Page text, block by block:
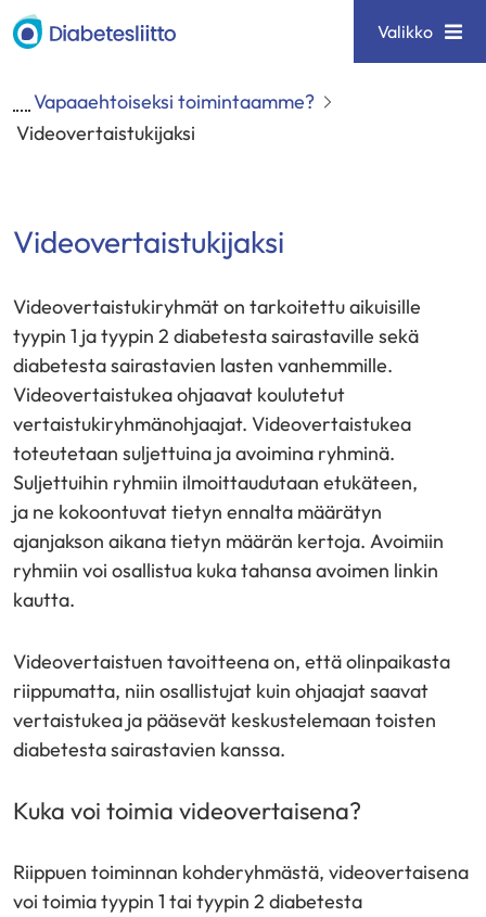
Siirry
sisältöön
Diabetesliitto Valikko
Vapaaehtoiseksi toimintaamme?
Videovertaistukijaksi
Videovertaistukijaksi
Videovertaistukiryhmät on tarkoitettu aikuisille
tyypin 1 ja tyypin 2 diabetesta sairastaville sekä
diabetesta sairastavien lasten vanhemmille.
Videovertaistukea ohjaavat koulutetut
vertaistukiryhmänohjaajat. Videovertaistukea
toteutetaan suljettuina ja avoimina ryhminä.
Suljettuihin ryhmiin ilmoittaudutaan etukäteen,
ja ne kokoontuvat tietyn ennalta määrätyn
ajanjakson aikana tietyn määrän kertoja. Avoimiin
ryhmiin voi osallistua kuka tahansa avoimen linkin
kautta.
Videovertaistuen tavoitteena on, että olinpaikasta
riippumatta, niin osallistujat kuin ohjaajat saavat
vertaistukea ja pääsevät keskustelemaan toisten
diabetesta sairastavien kanssa.
Kuka voi toimia videovertaisena?
Riippuen toiminnan kohderyhmästä, videovertaisena
voi toimia tyypin 1 tai tyypin 2 diabetesta